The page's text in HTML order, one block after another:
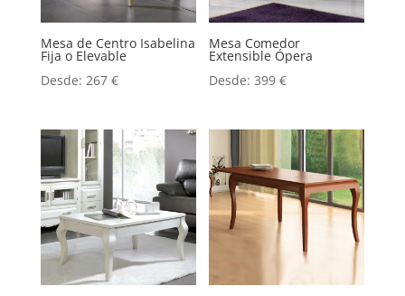
Mesa de Centro Isabelina
Fija o Elevable
Desde: 267 €
Mesa Comedor
Extensible Ópera
Desde:399€